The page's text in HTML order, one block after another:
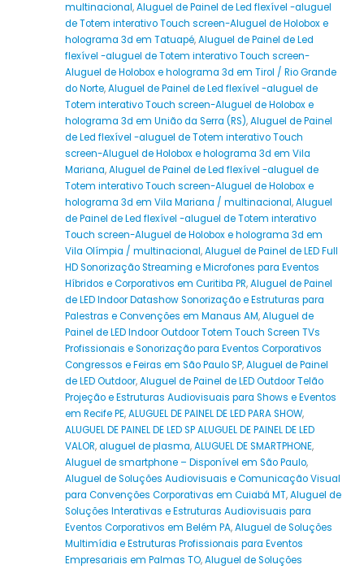
multinacional,Aluguel de Painel de Led flexível -aluguel
de Totem interativo Touch screen-Aluguel de Holobox e
holograma 3d em Tatuapé,Aluguel de Painel de Led
flexível -aluguel de Totem interativo Touch screen-
Aluguel de Holobox e holograma 3d em Tirol / Rio Grande
do Norte,Aluguel de Painel de Led flexível -aluguel de
Totem interativo Touch screen-Aluguel de Holobox e
holograma 3d em União da Serra (RS),Aluguel de Painel
de Led flexível -aluguel de Totem interativo Touch
screen-Aluguel de Holobox e holograma 3d em Vila
Mariana,Aluguel de Painel de Led flexível -aluguel de
Totem interativo Touch screen-Aluguel de Holobox e
holograma 3d em Vila Mariana / multinacional,Aluguel
de Painel de Led flexível -aluguel de Totem interativo
Touch screen-Aluguel de Holobox e holograma 3d em
Vila Olímpia / multinacional,Aluguel de Painel de LED Full
HD Sonorização Streaming e Microfones para Eventos
Híbridos e Corporativos em Curitiba PR,Aluguel de Painel
de LED Indoor Datashow Sonorização e Estruturas para
Palestras e Convenções em Manaus AM,Aluguel de
Painel de LED Indoor Outdoor Totem Touch Screen TVs
Profissionais e Sonorização para Eventos Corporativos
Congressos e Feiras em São Paulo SP,Aluguel de Painel
de LED Outdoor,Aluguel de Painel de LED Outdoor Telão
Projeção e Estruturas Audiovisuais para Shows e Eventos
em Recife PE,ALUGUEL DE PAINEL DE LED PARA SHOW,
ALUGUEL DE PAINEL DE LED SP ALUGUEL DE PAINEL DE LED
VALOR,aluguel de plasma,ALUGUEL DE SMARTPHONE,
Aluguel de smartphone – Disponível em São Paulo,
Aluguel de Soluções Audiovisuais e Comunicação Visual
para Convenções Corporativas em Cuiabá MT,Aluguel de
Soluções Interativas e Estruturas Audiovisuais para
Eventos Corporativos em Belém PA,Aluguel de Soluções
Multimídia e Estruturas Profissionais para Eventos
Empresariais em Palmas TO,Aluguel de Soluções